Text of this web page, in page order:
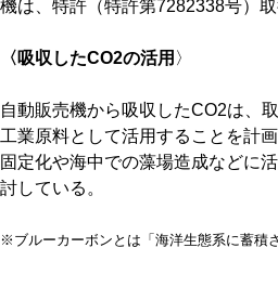
機は、特許（特許第7282338号）取
〈 吸収したCO2の活用 〉
自動販売機から吸収したCO2は、
工業原料として活用することを計
固定化や海中での藻場造成などに
討している。
※ブルーカーボンとは「海洋生態系に蓄積